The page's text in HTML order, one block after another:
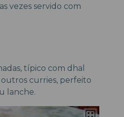
vezes servido com
típico com dhal
curries, perfeito
lanche.